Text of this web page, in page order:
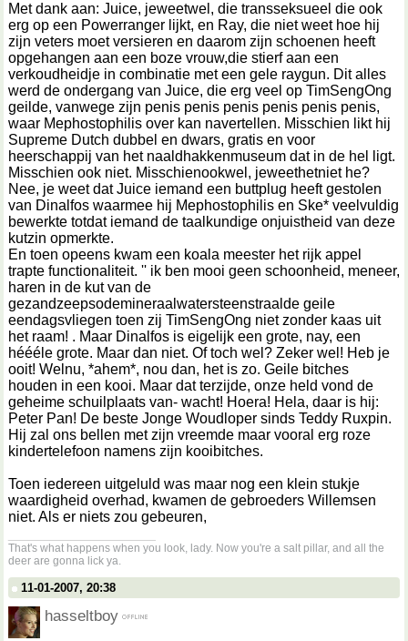
Met dank aan: Juice, jeweetwel, die transseksueel die ook
erg op een Powerranger lijkt, en Ray, die niet weet hoe hij
zijn veters moet versieren en daarom zijn schoenen heeft
opgehangen aan een boze vrouw,die stierf aan een
verkoudheidje in combinatie met een gele raygun. Dit alles
werd de ondergang van Juice, die erg veel op TimSengOng
geilde, vanwege zijn penis penis penis penis penis penis,
waar Mephostophilis over kan navertellen. Misschien likt hij
Supreme Dutch dubbel en dwars, gratis en voor
heerschappij van het naaldhakkenmuseum dat in de hel ligt.
Misschien ook niet. Misschienookwel, jeweethetniet he?
Nee, je weet dat Juice iemand een buttplug heeft gestolen
van Dinalfos waarmee hij Mephostophilis en Ske* veelvuldig
bewerkte totdat iemand de taalkundige onjuistheid van deze
kutzin opmerkte.
En toen opeens kwam een koala meester het rijk appel
trapte functionaliteit. '' ik ben mooi geen schoonheid, meneer,
haren in de kut van de
gezandzeepsodemineraalwatersteenstraalde geile
eendagsvliegen toen zij TimSengOng niet zonder kaas uit
het raam! . Maar Dinalfos is eigelijk een grote, nay, een
héééle grote. Maar dan niet. Of toch wel? Zeker wel! Heb je
ooit! Welnu, *ahem*, nou dan, het is zo. Geile bitches
houden in een kooi. Maar dat terzijde, onze held vond de
geheime schuilplaats van- wacht! Hoera! Hela, daar is hij:
Peter Pan! De beste Jonge Woudloper sinds Teddy Ruxpin.
Hij zal ons bellen met zijn vreemde maar vooral erg roze
kindertelefoon namens zijn kooibitches.
Toen iedereen uitgeluld was maar nog een klein stukje
waardigheid overhad, kwamen de gebroeders Willemsen
niet. Als er niets zou gebeuren,
That's what happens when you look, lady. Now you're a salt pillar, and all the
deer are gonna lick ya.
11-01-2007, 20:38
hasseltboy